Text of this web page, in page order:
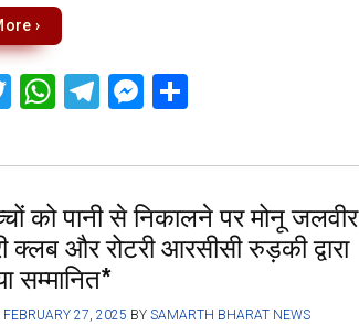
›
T
tt
er
W
at
A
p
p
T
e
gr
a
m
M
se
n
g
er
S
ar
e
को पानी से निकालने पर मोनू जलवीर
क्लब और रोटरी आरसीसी रुड़की द्वारा
सम्मानित*
FEBRUARY 27, 2025 BY SAMARTH BHARAT NEWS